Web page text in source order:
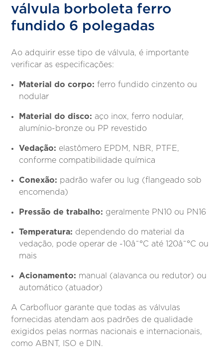
válvula borboleta ferro
fundido 6 polegadas
Ao adquirir esse tipo de válvula, é importante
verificar as especificações:
Material do corpo: ferro fundido cinzento ou
nodular
Material do disco: aço inox, ferro nodular,
alumínio-bronze ou PP revestido
Vedação: elastômero EPDM, NBR, PTFE,
conforme compatibilidade química
Conexão: padrão wafer ou lug (flangeado sob
encomenda)
Pressão de trabalho: geralmente PN10 ou PN16
Temperatura: dependendo do material da
vedação, pode operar de -10â¯°C até 120â¯°C ou
mais
Acionamento: manual (alavanca ou redutor) ou
automático (atuador)
A Carbofluor garante que todas as válvulas
fornecidas atendam aos padrões de qualidade
exigidos pelas normas nacionais e internacionais,
como ABNT, ISO e DIN.